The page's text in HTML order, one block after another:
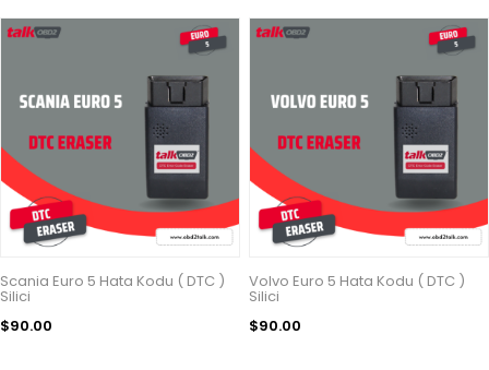
Scania Euro 5 Hata Kodu ( DTC )
Silici
$90.00
Volvo Euro 5 Hata Kodu ( DTC )
Silici
$90.00